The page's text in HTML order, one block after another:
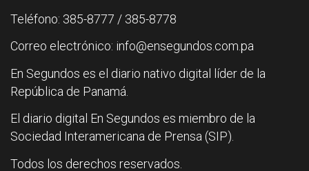
Teléfono: 385-8777 / 385-8778
Correo electrónico: info@ensegundos.com.pa
En Segundos es el diario nativo digital líder de la
República de Panamá.
El diario digital En Segundos es miembro de la
Sociedad Interamericana de Prensa (SIP).
Todos los derechos reservados.